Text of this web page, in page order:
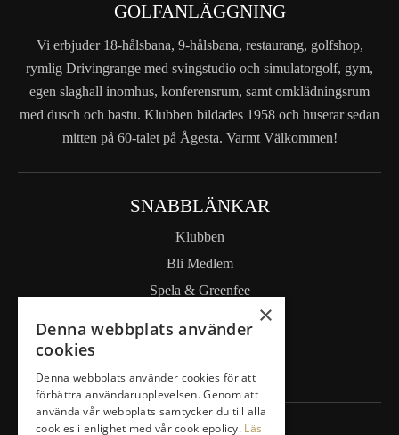
SNABBLÄNKAR
Klubben
Bli Medlem
Spela & Greenfee
Masterplan/Pierre Fulke
Företag
GOLFANLÄGGNING
Vi erbjuder 18-hålsbana, 9-hålsbana, restaurang, golfshop,
rymlig Drivingrange med svingstudio och simulatorgolf, gym,
egen slaghall inomhus, konferensrum, samt omklädningsrum
med dusch och bastu. Klubben bildades 1958 och huserar sedan
mitten på 60-talet på Ågesta. Varmt Välkommen!
×
Denna webbplats använder
cookies
Denna webbplats använder cookies för att
förbättra användarupplevelsen. Genom att
använda vår webbplats samtycker du till alla
cookies i enlighet med vår cookiepolicy. Läs